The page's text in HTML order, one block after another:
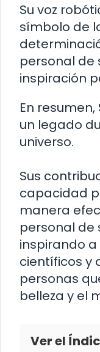
Su voz
símbolo de
personal de
inspiración
En
un legado
universo.
Sus
capacidad
manera
personal de
inspirando
científicos y
personas
belleza y el
Ver el